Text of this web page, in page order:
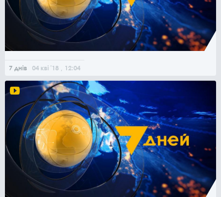
7 днів 04 кві '18 , 12:04